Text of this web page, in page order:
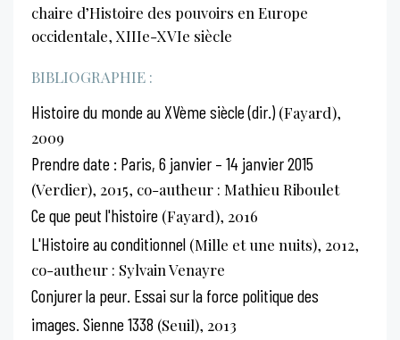
chaire d’Histoire des pouvoirs en Europe
occidentale, XIIIe-XVIe siècle
BIBLIOGRAPHIE :
Histoire du monde au XVème siècle (dir.)(Fayard),
2009
Prendre date : Paris, 6 janvier – 14 janvier 2015
(Verdier), 2015, co-autheur : Mathieu Riboulet
Ce que peut l'histoire (Fayard), 2016
L'Histoire au conditionnel (Mille et une nuits), 2012,
co-autheur : Sylvain Venayre
Conjurer la peur. Essai sur la force politique des
images. Sienne 1338 (Seuil), 2013